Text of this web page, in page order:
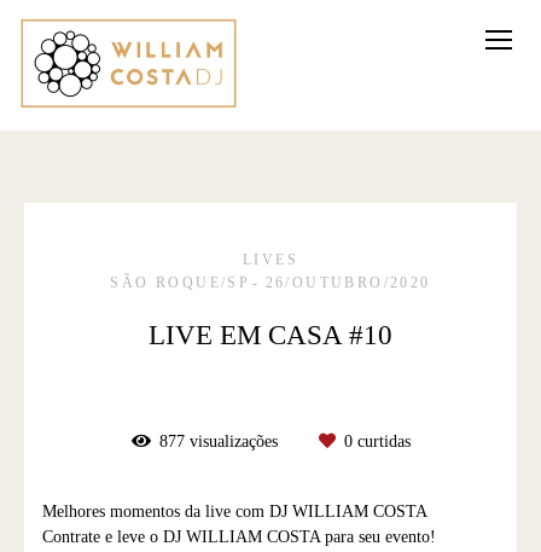
LIVES
SÃO ROQUE/SP
26/OUTUBRO/2020
LIVE EM CASA #10
877visualizações 0curtidas
Melhores momentos da live com DJ WILLIAM COSTA
Contrate e leve o DJ WILLIAM COSTA para seu evento!